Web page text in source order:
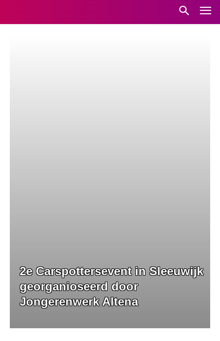
2e Carspottersevent in Sleeuwijk
georganioseerd door
Jongerenwerk Altena